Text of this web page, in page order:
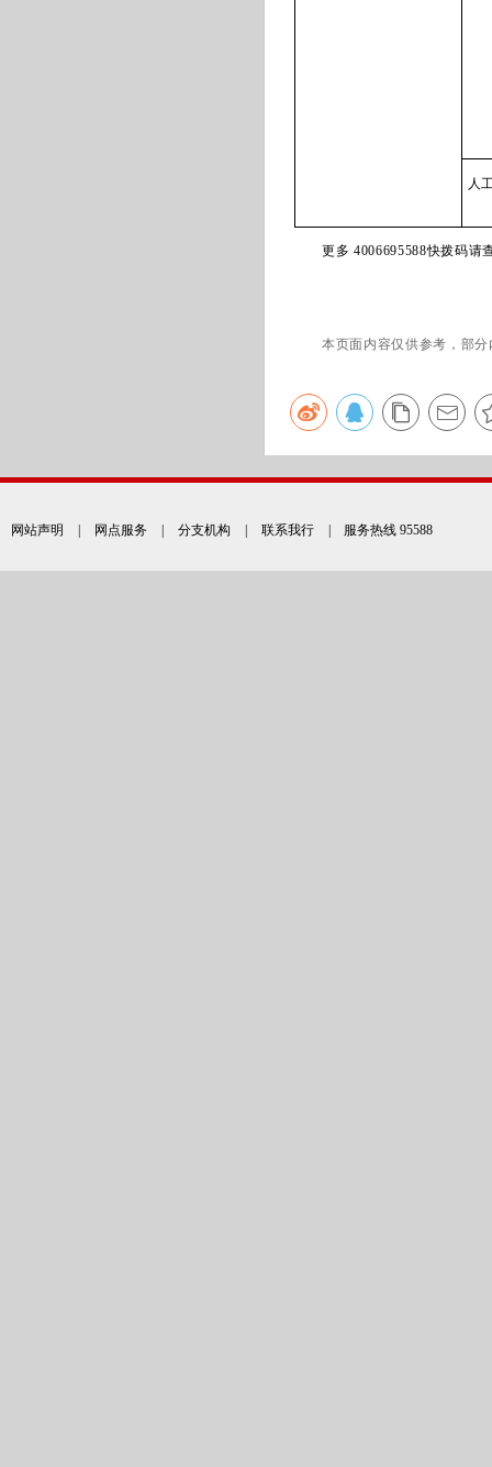
人
更多 4006695588快拨码请
本页面内容仅供参考，部
网站声明 网点服务 分支机构 联系我行 | 服务热线 95588